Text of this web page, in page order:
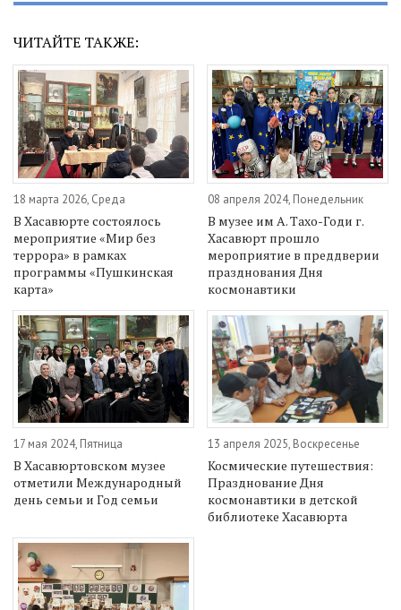
ЧИТАЙТЕ ТАКЖЕ:
18 марта 2026, Среда
В Хасавюрте состоялось
мероприятие «Мир без
террора» в рамках
программы «Пушкинская
карта»
08 апреля 2024, Понедельник
В музее им А. Тахо-Годи г.
Хасавюрт прошло
мероприятие в преддверии
празднования Дня
космонавтики
17 мая 2024, Пятница
В Хасавюртовском музее
отметили Международный
день семьи и Год семьи
13 апреля 2025, Воскресенье
Космические путешествия:
Празднование Дня
космонавтики в детской
библиотеке Хасавюрта